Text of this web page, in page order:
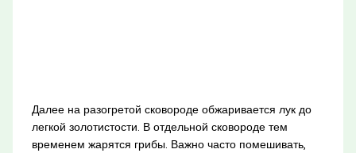
Далее на разогретой сковороде обжаривается лук до
легкой золотистости. В отдельной сковороде тем
временем жарятся грибы. Важно часто помешивать,